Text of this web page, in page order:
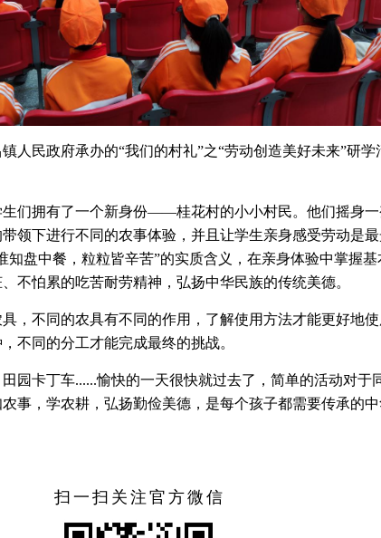
人民政府承办的“我们的村礼”之“劳动创造美好未来”研
们拥有了一个新身份——桂花村的小小村民。他们摇身一
领下进行不同的农事体验，并且让学生亲身感受劳动是
知盘中餐，粒粒皆辛苦”的实质含义，在亲身体验中掌握
不怕累的吃苦耐劳精神，弘扬中华民族的传统美德。
，不同的农具有不同的作用，了解使用方法才能更好地
不同的分工才能完成最终的挑战。
园卡丁车......愉快的一天很快就过去了，简单的活动对于
事，学农耕，弘扬勤俭美德，是每个孩子都需要传承的中
扫一扫关注官方微信